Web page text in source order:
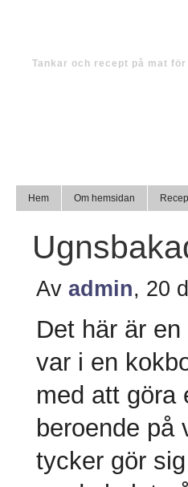
Tankar och recept på mat
Hem Om hemsidan
Av admin, 20
Det här är
var i en
med att göra
beroende på
tycker gör